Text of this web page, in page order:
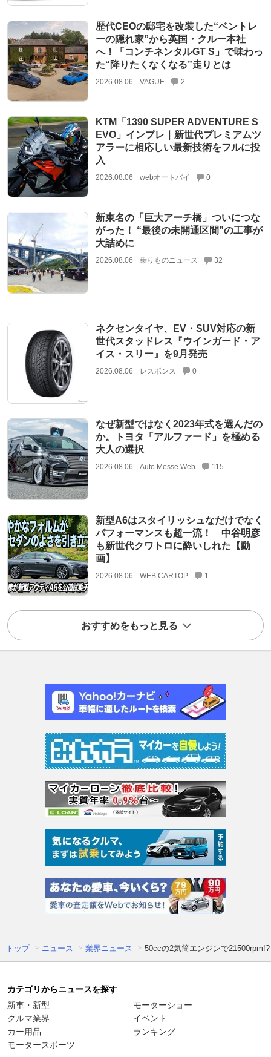
歴代CEOの邸宅を改装した“ベントレ
ーの隠れ家”から英国・クルー本社
へ！「コンチネンタルGT S」で味わっ
た“降りたくなくなる”走りとは
2026.08.06 VAGUE 2
KTM「1390 SUPER ADVENTURE S
EVO」インプレ｜新世代プレミアムツ
アラーに相応しい最新技術をフルに投
入
2026.08.06 webオートバイ 0
新東名の「巨大アーチ橋」ついにつな
がった！ “最後の未開通区間”の工事が
大詰めに
2026.08.06 乗りものニュース 32
ネクセンタイヤ、EV・SUV対応の新
世代スタッドレス『ウインガード・ア
イス・スリー』を9月発売
2026.08.06 レスポンス 0
なぜ新型ではなく2023年式を選んだの
か。トヨタ「アルファード」を極める
大人の選択
2026.08.06 Auto Messe Web 115
新型A6はスタイリッシュなだけでなく
パフォーマンスも超一流！ 中谷明彦
も新世代クワトロに酔いしれた【動
画】
2026.08.06 WEB CARTOP 1
おすすめをもっと見る
トップ ニュース 業界ニュース 50ccの2気筒エンジンで
カテゴリからニュースを探す
新車・新型
クルマ業界
カー用品
モータースポーツ
モーターショー
イベント
ランキング